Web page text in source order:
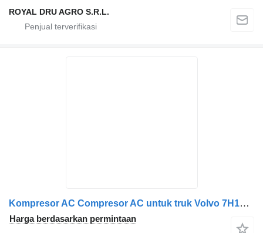
ROYAL DRU AGRO S.R.L.
Kompresor AC Compresor AC untuk truk Volvo 7H15 pentru diverse modele – Coduri: 20941036, 85000950, 20731328, 7420941036, 7485000950, 5010605474
Harga berdasarkan permintaan